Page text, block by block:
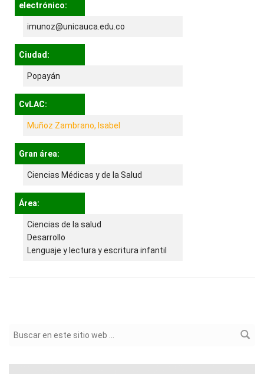
electrónico:
imunoz@unicauca.edu.co
Ciudad:
Popayán
CvLAC:
Muñoz Zambrano, Isabel
Gran área:
Ciencias Médicas y de la Salud
Área:
Ciencias de la salud
Desarrollo
Lenguaje y lectura y escritura infantil
Formulario de búsqueda